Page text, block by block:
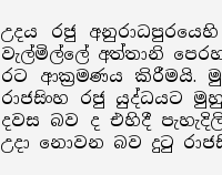
උදය රජු
වැල්මිල්ලේ අත්තානි
රට ආක්‍රමණය කිරීමයි.
රාජසිංහ රජු යුද්ධයට
දවස බව ද එහිදී
උදා නොවන බව දුටු